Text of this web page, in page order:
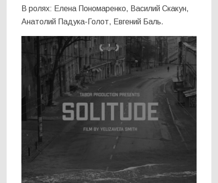
В ролях: Елена Пономаренко, Василий Скакун,
Анатолий Падука-Голот, Евгений Баль.